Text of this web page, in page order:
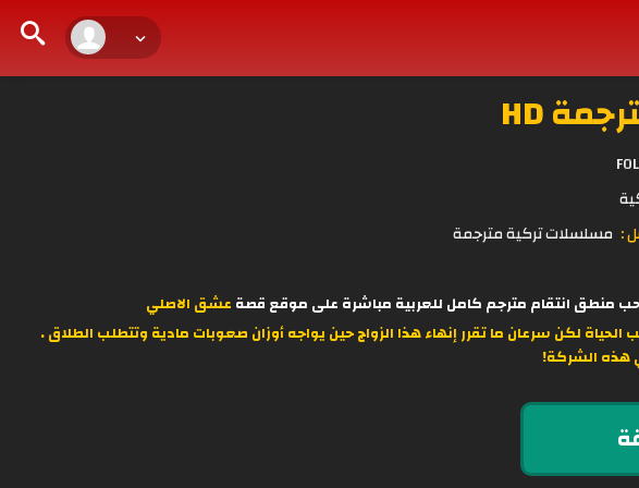
: مسلسلات تركية مترجمة
عشق الاصلي
لكن سرعان ما تقرر إنهاء هذا الزواج حين يواجه أوزان صعوبات مادية وتتطلب الطلاق .
هذه الشركة!